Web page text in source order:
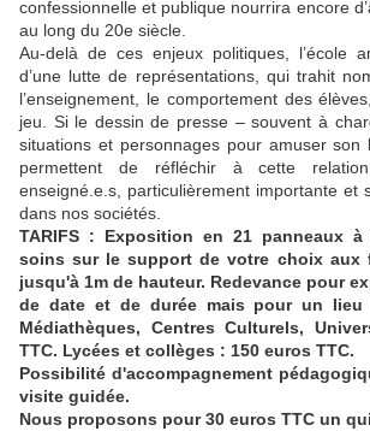
confessionnelle et publique nourrira encore
au long du 20e siècle.
Au-delà de ces enjeux politiques, l’école
d’une lutte de représentations, qui trahit
l’enseignement, le comportement des
jeu. Si le dessin de presse – souvent à
situations et personnages pour amuser son
permettent de réfléchir à cette
enseigné.e.s, particulièrement importante et
dans nos sociétés.
TARIFS : Exposition en 21 panneaux
soins sur le support de votre choix aux
jusqu'à 1m de hauteur. Redevance pour
de date et de durée mais pour un lieu
Médiathèques, Centres Culturels,
TTC. Lycées et collèges : 150 euros TTC.
Possibilité d'accompagnement
visite guidée.
Nous proposons pour 30 euros TTC un